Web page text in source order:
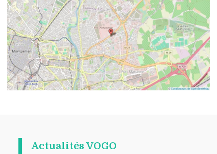
Actualités VOGO